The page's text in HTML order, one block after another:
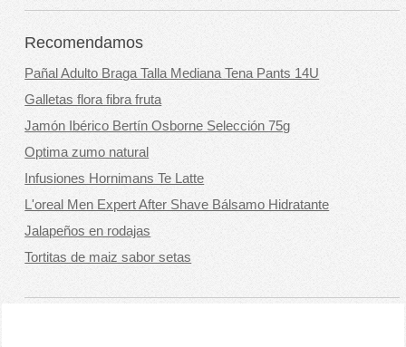
Recomendamos
Pañal Adulto Braga Talla Mediana Tena Pants 14U
Galletas flora fibra fruta
Jamón Ibérico Bertín Osborne Selección 75g
Optima zumo natural
Infusiones Hornimans Te Latte
L'oreal Men Expert After Shave Bálsamo Hidratante
Jalapeños en rodajas
Tortitas de maiz sabor setas